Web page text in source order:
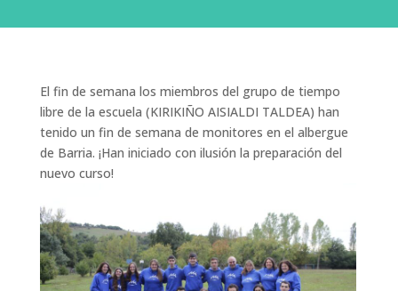
El fin de semana los miembros del grupo de tiempo
libre de la escuela (KIRIKIÑO AISIALDI TALDEA) han
tenido un fin de semana de monitores en el albergue
de Barria. ¡Han iniciado con ilusión la preparación del
nuevo curso!